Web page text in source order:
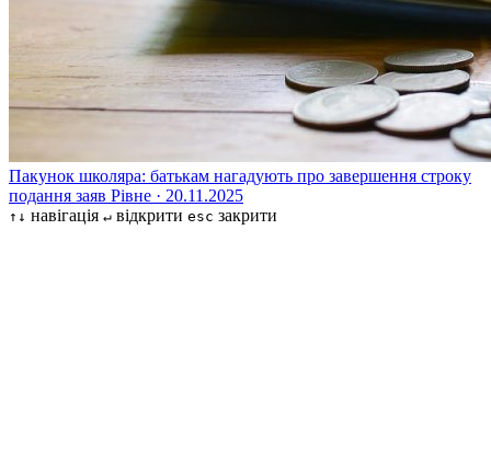
Пакунок школяра: батькам нагадують про завершення строку
подання заяв Рівне · 20.11.2025
↑↓ навігація ↵ відкрити esc закрити